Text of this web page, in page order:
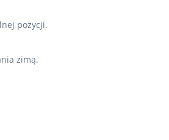
pozycji.
zimą.